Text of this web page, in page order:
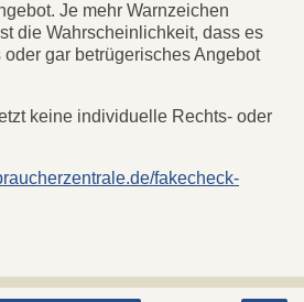
Je mehr Warnzeichen
die Wahrscheinlichkeit, dass es
gar betrügerisches Angebot
keine individuelle Rechts- oder
fakecheck-